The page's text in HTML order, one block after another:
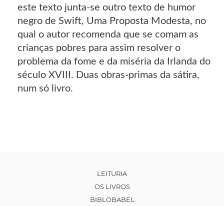
este texto junta-se outro texto de humor
negro de Swift, Uma Proposta Modesta, no
qual o autor recomenda que se comam as
crianças pobres para assim resolver o
problema da fome e da miséria da Irlanda do
século XVIII. Duas obras-primas da sátira,
num só livro.
LEITURIA
OS LIVROS
BIBLOBABEL